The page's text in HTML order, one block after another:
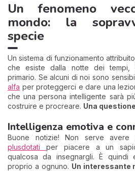
Un fenomeno
mondo: la
specie
Un sistema di funzionamento
che esiste dalla notte dei tempi,
primario. Se alcuni di noi sono
alfa per proteggerci e dare una
che una persona intelligente sarà
costruire e procreare. Una
Intelligenza emotiva e
Buone notizie! Non serve
plusdotati per piacere a un
qualcosa da insegnargli. È quindi
proprio a ognuno. Un interessante